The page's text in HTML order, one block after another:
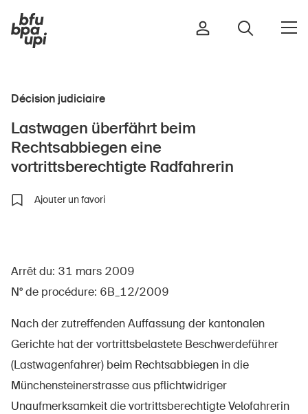
Sport et activité physique
Bâtiments et installations
À propos du BPA
Médias
Décision judiciaire
Lastwagen überfährt beim
Rechtsabbiegen eine
vortrittsberechtigte Radfahrerin
Ajouter un favori
Arrêt du: 31 mars 2009
N° de procédure: 6B_12/2009
Nach der zutreffenden Auffassung der kantonalen
Gerichte hat der vortrittsbelastete Beschwerdeführer
(Lastwagenfahrer) beim Rechtsabbiegen in die
Münchensteinerstrasse aus pflichtwidriger
Unaufmerksamkeit die vortrittsberechtigte Velofahrerin